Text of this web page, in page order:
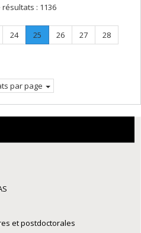
: 1136
Page
24 Page
25
Page
Page
26 Page
27 Page
28
par page
et postdoctorales